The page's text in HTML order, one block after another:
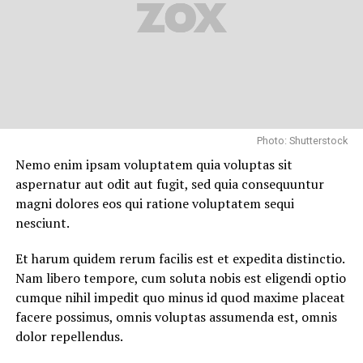
Sed ut perspiciatis unde omnis iste natus error sit
voluptatem accusantium doloremque laudantium,
totam rem aperiam, eaque ipsa quae ab illo inventore
veritatis et quasi architecto beatae vitae dicta sunt
explicabo.
dolor sit amet, consectetur, adipisci velit, sed quia non
numquam eius modi tempora incidunt ut labore et
dolore magnam aliquam quaerat voluptatem. Ut enim ad
minima veniam, quis nostrum exercitationem ullam
corporis suscipit laboriosam, nisi ut aliquid ex ea
Photo: Shutterstock
Nemo enim ipsam voluptatem quia voluptas sit
aspernatur aut odit aut fugit, sed quia consequuntur
magni dolores eos qui ratione voluptatem sequi
nesciunt.
Et harum quidem rerum facilis est et expedita distinctio.
Nam libero tempore, cum soluta nobis est eligendi optio
cumque nihil impedit quo minus id quod maxime placeat
facere possimus, omnis voluptas assumenda est, omnis
dolor repellendus.